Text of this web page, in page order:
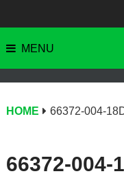
MENU
HOME 66372-004-
66372-004-